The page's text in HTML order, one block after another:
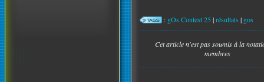
: gOs Contest 25 |résultats | gos
Cet article n'est pas soumis à la
membres